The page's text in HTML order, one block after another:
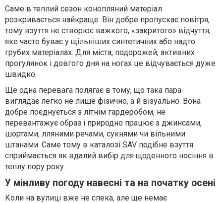
Саме в теплий сезон конопляний матеріал
розкривається найкраще. Він добре пропускає повітря,
тому взуття не створює важкого, «закритого» відчуття,
яке часто буває у щільніших синтетичних або надто
грубих матеріалах. Для міста, подорожей, активних
прогулянок і довгого дня на ногах це відчувається дуже
швидко.
Ще одна перевага полягає в тому, що така пара
виглядає легко не лише фізично, а й візуально. Вона
добре поєднується з літнім гардеробом, не
перевантажує образ і природно працює з джинсами,
шортами, лляними речами, сукнями чи вільними
штанами. Саме тому в каталозі SAV подібне взуття
сприймається як вдалий вибір для щоденного носіння в
теплу пору року.
У мінливу погоду навесні та на початку осені
Коли на вулиці вже не спека, але ще немає